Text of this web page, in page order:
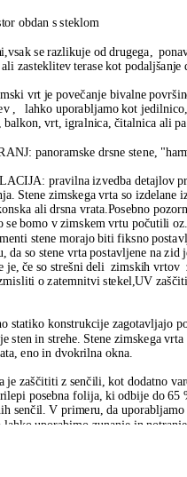
obdan s steklom
se razlikuje od drugega,
zasteklitev terase kot podaljšanje
vrt je povečanje bivalne
,   lahko uporabljamo kot
balkon, vrt, igralnica, čitalnica ali
panoramske drsne stene,
pravilna izvedba detajlov
Stene zimskega vrta so
ali drsna vrata.Posebno
se bomo v zimskem vrtu počutili
stene morajo biti fiksno
da so stene vrta postavljene na
je, če so strešni deli  zimskih vrtov
o zatemnitvi stekel,UV
statiko konstrukcije zagotavljajo
sten in strehe. Stene zimskega
eno in dvokrilna okna.
je zaščititi z senčili, kot dodatno
posebna folija, ki odbije do 65
senčil. V primeru, da
lahko uporabimo zunanje in
vplivi, kot so mraz,
mrzlo, pozimi toplo